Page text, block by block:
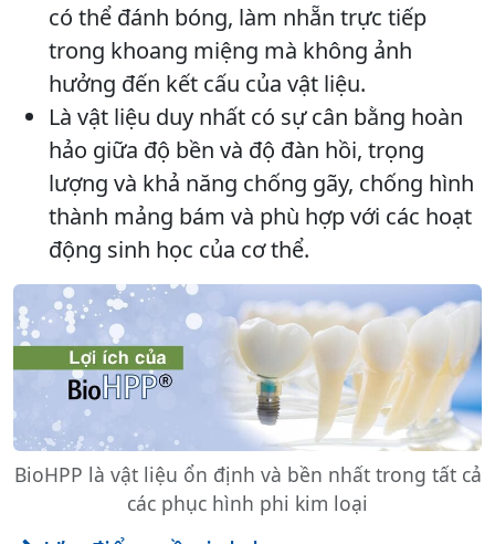
có thể đánh bóng, làm nhẵn trực tiếp
trong khoang miệng mà không ảnh
hưởng đến kết cấu của vật liệu.
Là vật liệu duy nhất có sự cân bằng hoàn
hảo giữa độ bền và độ đàn hồi, trọng
lượng và khả năng chống gãy, chống hình
thành mảng bám và phù hợp với các hoạt
động sinh học của cơ thể.
BioHPP là vật liệu ổn định và bền nhất trong tất cả
các phục hình phi kim loại